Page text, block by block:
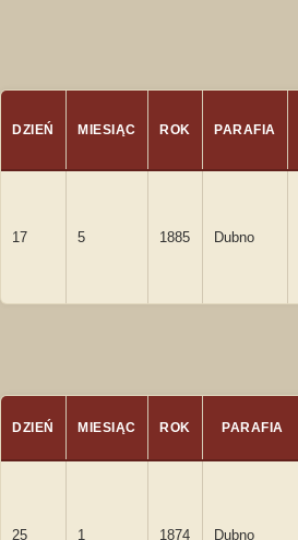
DZIEŃ MIESIĄC ROK PARAFIA
17 5 1885 Dubno
DZIEŃ MIESIĄC ROK PARAFIA
25 1 1874 Dubno